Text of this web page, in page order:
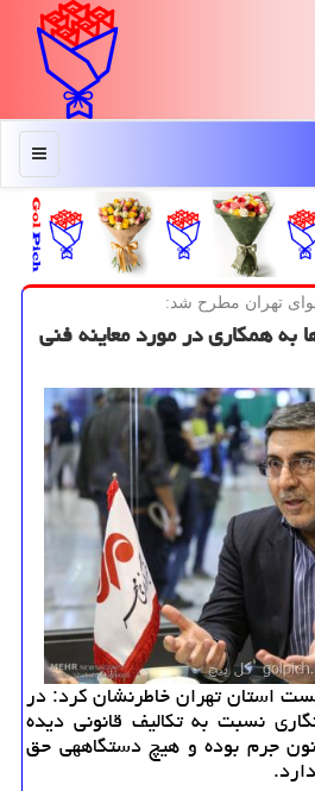
منو
تهران مطرح شد:
به همكاری در مورد معاینه فنی
استان تهران خاطرنشان كرد: در
نسبت به تكالیف قانونی دیده
جرم بوده و هیچ دستگاههی حق